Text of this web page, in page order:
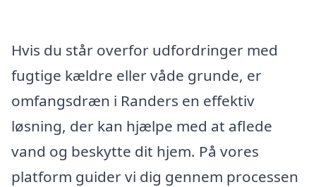
Hvis du står overfor udfordringer med
fugtige kældre eller våde grunde, er
omfangsdræn i Randers en effektiv
løsning, der kan hjælpe med at aflede
vand og beskytte dit hjem. På vores
platform guider vi dig gennem processen